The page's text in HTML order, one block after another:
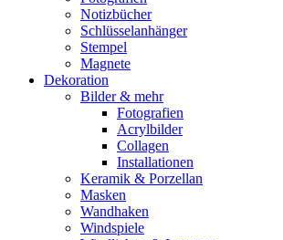
Notizbücher
Schlüsselanhänger
Stempel
Magnete
Dekoration
Bilder & mehr
Fotografien
Acrylbilder
Collagen
Installationen
Keramik & Porzellan
Masken
Wandhaken
Windspiele